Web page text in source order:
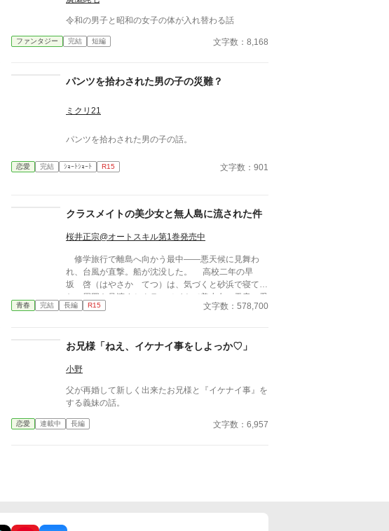
令和の男子と昭和の女子の体が入れ替わる話
ファンタジー 完結 短編 文字数：8,168
パンツを拾わされた男の子の災難？
ミクリ21
パンツを拾わされた男の子の話。
恋愛 完結 ｼｮｰﾄｼｮｰﾄ R15 文字数：901
クラスメイトの美少女と無人島に流された件
桜井正宗@オートスキル第1巻発売中
修学旅行で離島へ向かう最中――悪天候に見舞わ
れ、台風が直撃。船が沈没した。 高校二年の早
坂 啓（はやさか てつ）は、気づくと砂浜で寝てい
た。周囲を見渡すとクラスメイトで美少女の天音 愛
（あまね まな）が隣に倒れていた。 どうやら、
くなった。天音と共に無人島サバイバルをしていくの
レムに。 男一人と女子十五人で……取り合いに発
展！？
青春 完結 長編 R15 文字数：578,700
お兄様「ねえ、イケナイ事をしよっか♡」
小野
父が再婚して新しく出来たお兄様と『イケナイ事』を
する義妹の話。
恋愛 連載中 長編 文字数：6,957